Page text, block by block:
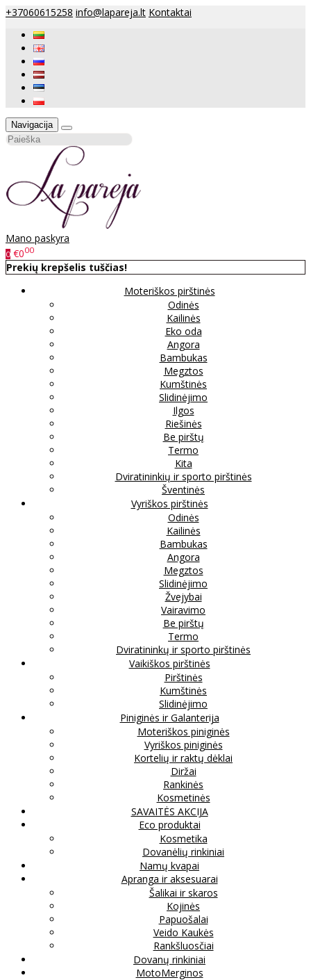
+37060615258 info@lapareja.lt Kontaktai
Navigacija
Mano paskyra
0 €000
Prekių krepšelis tuščias!
Moteriškos pirštinės
Odinės
Kailinės
Eko oda
Angora
Bambukas
Megztos
Kumštinės
Slidinėjimo
Ilgos
Riešinės
Be pirštų
Termo
Kita
Dviratininkių ir sporto pirštinės
Šventinės
Vyriškos pirštinės
Odinės
Kailinės
Bambukas
Angora
Megztos
Slidinėjimo
Žvejybai
Vairavimo
Be pirštų
Termo
Dviratininkų ir sporto pirštinės
Vaikiškos pirštinės
Pirštinės
Kumštinės
Slidinėjimo
Piniginės ir Galanterija
Moteriškos piniginės
Vyriškos piniginės
Kortelių ir raktų dėklai
Diržai
Rankinės
Kosmetinės
SAVAITĖS AKCIJA
Eco produktai
Kosmetika
Dovanėlių rinkiniai
Namų kvapai
Apranga ir aksesuarai
Šalikai ir skaros
Kojinės
Papuošalai
Veido Kaukės
Rankšluosčiai
Dovanų rinkiniai
MotoMerginos